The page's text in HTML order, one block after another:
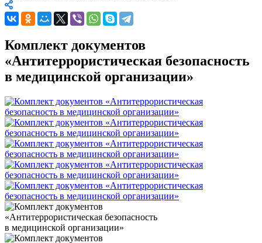
Комплект документов
«Антитеррористическая безопасность
в медицинской организации»